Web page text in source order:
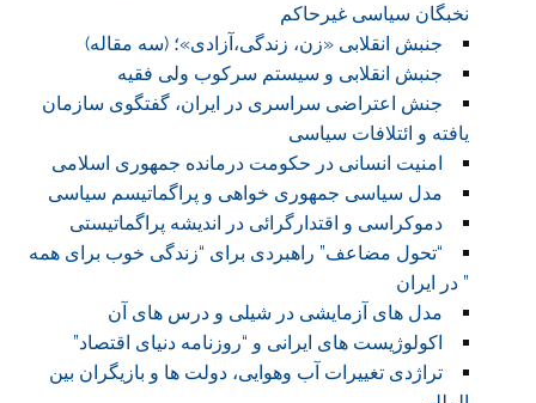
نخبگان سیاسی غیرحاکم
جنبش انقلابی «زن، زندگی،آزادی»؛ (سه مقاله)
جنبش انقلابی و سیستم سرکوب ولی فقیه
جنش اعتراضی سراسری در ایران، گفتگوی سازمان
یافته و ائتلافات سیاسی
امنیت انسانی در حکومت درمانده جمهوری اسلامی
مدل سیاسی جمهوری خواهی و پراگماتیسم سیاسی
دموکراسی و اقتدارگرائی در اندیشه پراگماتیستی
“تحول مضاعف” راهبردی برای “زندگی خوب برای همه
” در ایران
مدل های آزمایشی در شیلی و درس های آن
اکولوژیست های ایرانی و “روزنامه دنیای اقتصاد”
تراژدی تغییرات آب وهوایی، دولت ها و بازیگران بین